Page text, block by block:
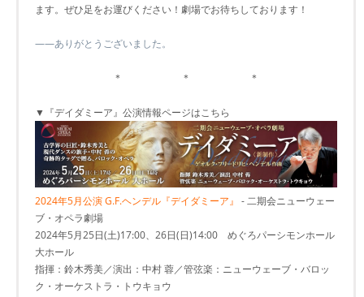
ます。ぜひ足をお運びください！劇場でお待ちしております！
――ありがとうございました。
＊ ＊ ＊
▼『デイダミーア』公演情報ページはこちら
2024年5月公演 G.F.ヘンデル『デイダミーア』 - 二期会ニューウェー
ブ・オペラ劇場
2024年5月25日(土)17:00、26日(日)14:00 めぐろパーシモンホール
大ホール
指揮：鈴木秀美／演出：中村 蓉／管弦楽：ニューウェーブ・バロッ
ク・オーケストラ・トウキョウ